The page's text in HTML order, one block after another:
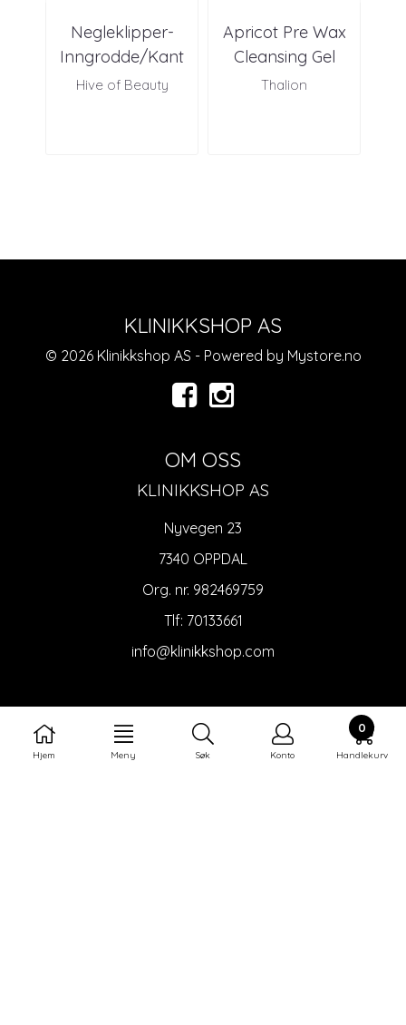
Hjem Meny Søk Konto
0
Handlekurv
Negleklipper-
Inngrodde/Kant
Hive of Beauty
Apricot Pre Wax
Cleansing Gel
Thalion
KLINIKKSHOP AS
© 2026 Klinikkshop AS - Powered by Mystore.no
OM OSS
KLINIKKSHOP AS
Nyvegen 23
7340 OPPDAL
Org. nr. 982469759
Tlf: 70133661
info@klinikkshop.com
KUNDESERVICE
Om oss